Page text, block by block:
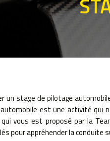
un stage de pilotage
est une activité qui
qui vous est proposé par la
pour appréhender la conduite